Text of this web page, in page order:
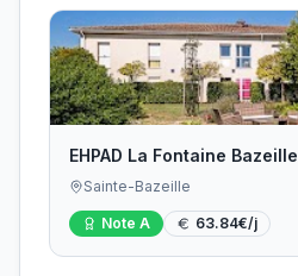
EHPAD La Fontaine Bazeille
Sainte-Bazeille
Note A 63.84€/j